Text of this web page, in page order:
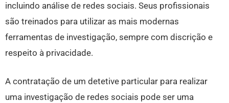
incluindo análise de redes sociais. Seus profissionais
são treinados para utilizar as mais modernas
ferramentas de investigação, sempre com discrição e
respeito à privacidade.
A contratação de um detetive particular para realizar
uma investigação de redes sociais pode ser uma